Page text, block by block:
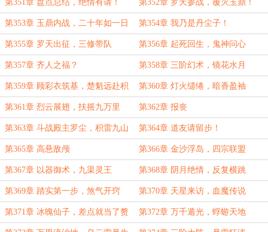
第351章 盘点总结，绝情有请！ 第352章 罗天参战，覆灭玉鼎！
第353章 玉鼎内战，二十年如一日 第354章 我乃是丹尘子！
第355章 罗天出征，三修带队 第356章 起死回生，鬼神问心
第357章 齐人之福？ 第358章 三阶幻术，镜花水月
第359章 顾彩衣筑基，楚魁远赴积
雷山
第360章 灯火缱绻，暗香盈袖
第361章 烈云展翅，扶摇九万里 第362章 报丧
第363章 斗战殿主罗尘，积雷九山
我来了！
第364章 道友请留步！
第365章 高悬敌颅 第366章 金沙浮岛，四宗联盟
第367章 以器御术，九渠灵王 第368章 阴月绝情，反复横跳
第369章 踏实第一步，煞气开窍 第370章 天星来访，血魔传说
第371章 冰魄仙子，差点就当了赘 第372章 万千遁光，蜉蝣天地